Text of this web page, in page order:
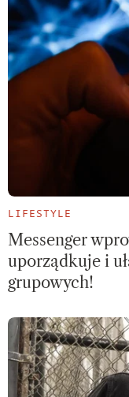
LIFESTYLE
Messenger
uporządkuje i
grupowych!